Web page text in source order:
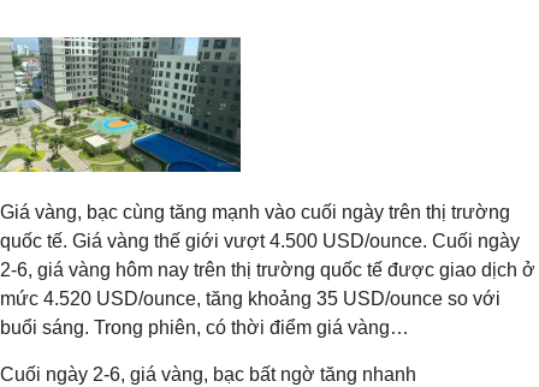
Giá vàng, bạc cùng tăng mạnh vào cuối ngày trên thị trường
quốc tế. Giá vàng thế giới vượt 4.500 USD/ounce. Cuối ngày
2-6, giá vàng hôm nay trên thị trường quốc tế được giao dịch ở
mức 4.520 USD/ounce, tăng khoảng 35 USD/ounce so với
buổi sáng. Trong phiên, có thời điểm giá vàng…
Cuối ngày 2-6, giá vàng, bạc bất ngờ tăng nhanh